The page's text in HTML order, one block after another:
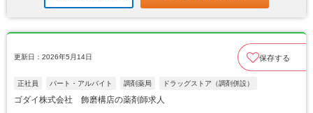
更新日：2026年5月14日 保存する
正社員 パート・アルバイト 調剤薬局 ドラッグストア（調剤併設）
ゴダイ株式会社 飾磨構店の薬剤師求人